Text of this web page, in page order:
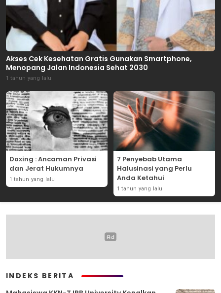
Akses Cek Kesehatan Gratis Gunakan Smartphone,
Menopang Jalan Indonesia Sehat 2030
1 tahun yang lalu
Doxing : Ancaman Privasi
dan Jerat Hukumnya
1 tahun yang lalu
7 Penyebab Utama
Halusinasi yang Perlu
Anda Ketahui
1 tahun yang lalu
INDEKS BERITA